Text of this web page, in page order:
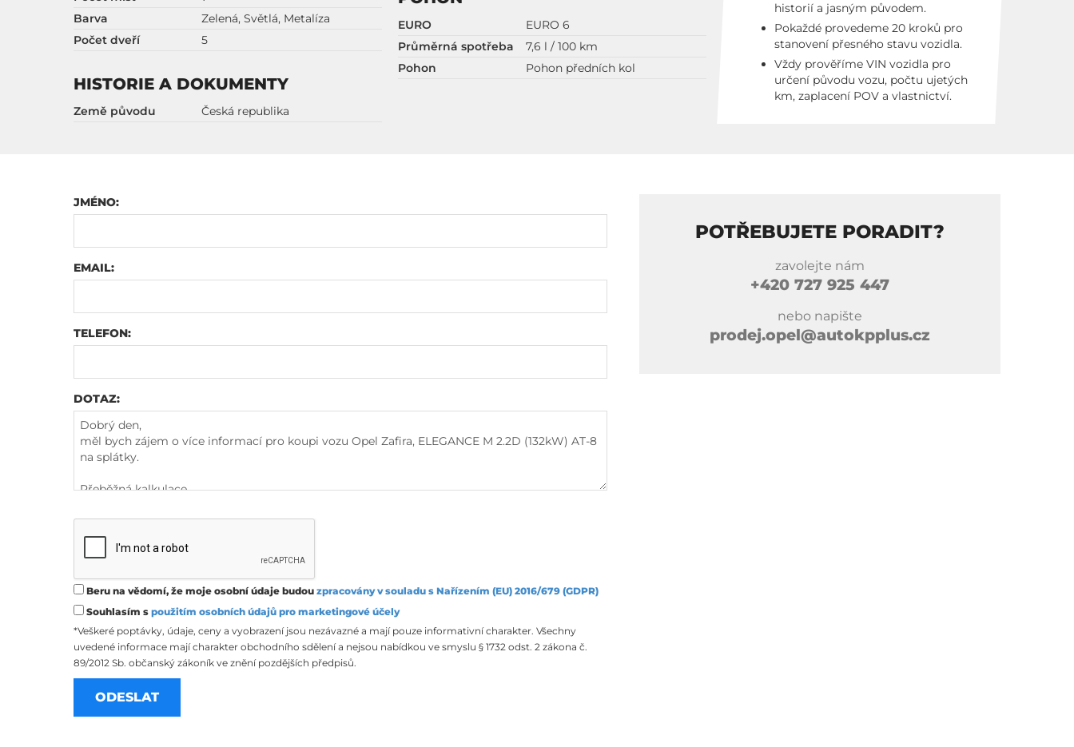
Barva
Zelená, Světlá, Metalíza
Počet dveří
5
HISTORIE A DOKUMENTY
Země původu Česká republika
EURO
EURO 6
Průměrná spotřeba
7,6 l / 100 km
Pohon
Pohon předních kol
historií a jasným původem.
Pokaždé provedeme 20 kroků pro
stanovení přesného stavu vozidla.
Vždy prověříme VIN vozidla pro
určení původu vozu, počtu ujetých
km, zaplacení POV a vlastnictví.
JMÉNO:
EMAIL:
TELEFON:
DOTAZ:
Beru na vědomí, že moje osobní údaje budou zpracovány v souladu s Nařízením (EU) 2016/679 (GDPR)
Souhlasím s použitím osobních údajů pro marketingové účely
*Veškeré poptávky, údaje, ceny a vyobrazení jsou nezávazné a mají pouze informativní charakter. Všechny
uvedené informace mají charakter obchodního sdělení a nejsou nabídkou ve smyslu § 1732 odst. 2 zákona č.
89/2012 Sb. občanský zákoník ve znění pozdějších předpisů.
POTŘEBUJETE PORADIT?
zavolejte nám
+420 727 925 447
nebo napište
prodej.opel@autokpplus.cz